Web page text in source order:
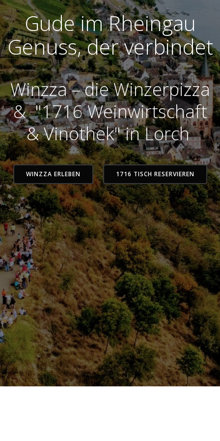
Gude im Rheingau
Genuss, der verbindet
Winzza – die Winzerpizza
& "1716 Weinwirtschaft
& Vinothek" in Lorch
WINZZA ERLEBEN 1716 TISCH RESERVIEREN